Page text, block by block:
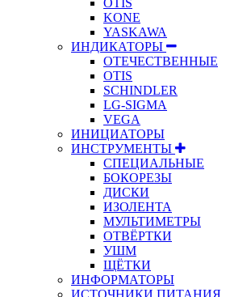
KONE
YASKAWA
ИНДИКАТОРЫ
ОТЕЧЕСТВЕННЫЕ
OTIS
SCHINDLER
LG-SIGMA
VEGA
ИНИЦИАТОРЫ
ИНСТРУМЕНТЫ
СПЕЦИАЛЬНЫЕ
БОКОРЕЗЫ
ДИСКИ
ИЗОЛЕНТА
МУЛЬТИМЕТРЫ
ОТВЁРТКИ
УШМ
ЩЁТКИ
ИНФОРМАТОРЫ
ИСТОЧНИКИ ПИТАНИЯ